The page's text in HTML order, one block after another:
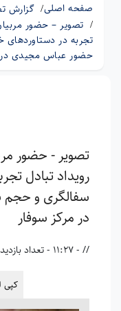
صفحه اصلی
گزارش
تصویر – حضور
تجربه در دستاوردهای
حضور عباس مجیدی در
تصویر - حضور
رویداد تبادل
سفالگری و
در مرکز سوفار
// - 11:27 - تعداد بازدید:
کپی